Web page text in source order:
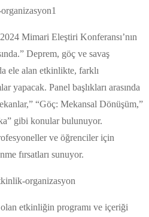
Mimari Eleştiri Konferansı’nın
Deprem, göç ve savaş
ele alan etkinlikte, farklı
yapacak. Panel başlıkları arasında
“Göç: Mekansal Dönüşüm,”
gibi konular bulunuyor.
ve öğrenciler için
fırsatları sunuyor.
etkinliğin programı ve içeriği